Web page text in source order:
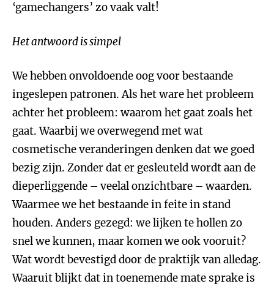
‘gamechangers’ zo vaak valt!
Het antwoord is simpel
We hebben onvoldoende oog voor bestaande
ingeslepen patronen. Als het ware het probleem
achter het probleem: waarom het gaat zoals het
gaat. Waarbij we overwegend met wat
cosmetische veranderingen denken dat we goed
bezig zijn. Zonder dat er gesleuteld wordt aan de
dieperliggende – veelal onzichtbare – waarden.
Waarmee we het bestaande in feite in stand
houden. Anders gezegd: we lijken te hollen zo
snel we kunnen, maar komen we ook vooruit?
Wat wordt bevestigd door de praktijk van alledag.
Waaruit blijkt dat in toenemende mate sprake is